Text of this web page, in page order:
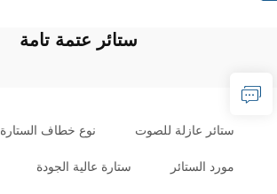
ستائر عتمة تامة
ستائر عازلة للصوت نوع خطاف الستارة
مورد الستائر ستارة عالية الجودة